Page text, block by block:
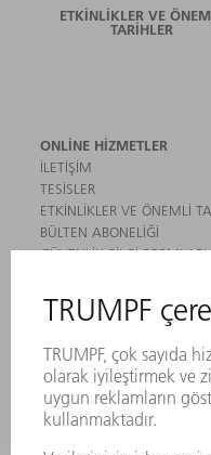
ETKINLIKLER VE
TARIHLER
ONLINE HIZMETLER
İLETIŞIM
TESISLER
ETKINLIKLER VE ÖNEMLI
BÜLTEN ABONELIĞI
GÜVENLIK BILGI FORMLARI
MAKINALAR VE SISTEMLER
LAZER
ELEKTRIKLI ALETLER
SMART FACTORY
YAZILIM
SERVISLER
UYGULAMALAR